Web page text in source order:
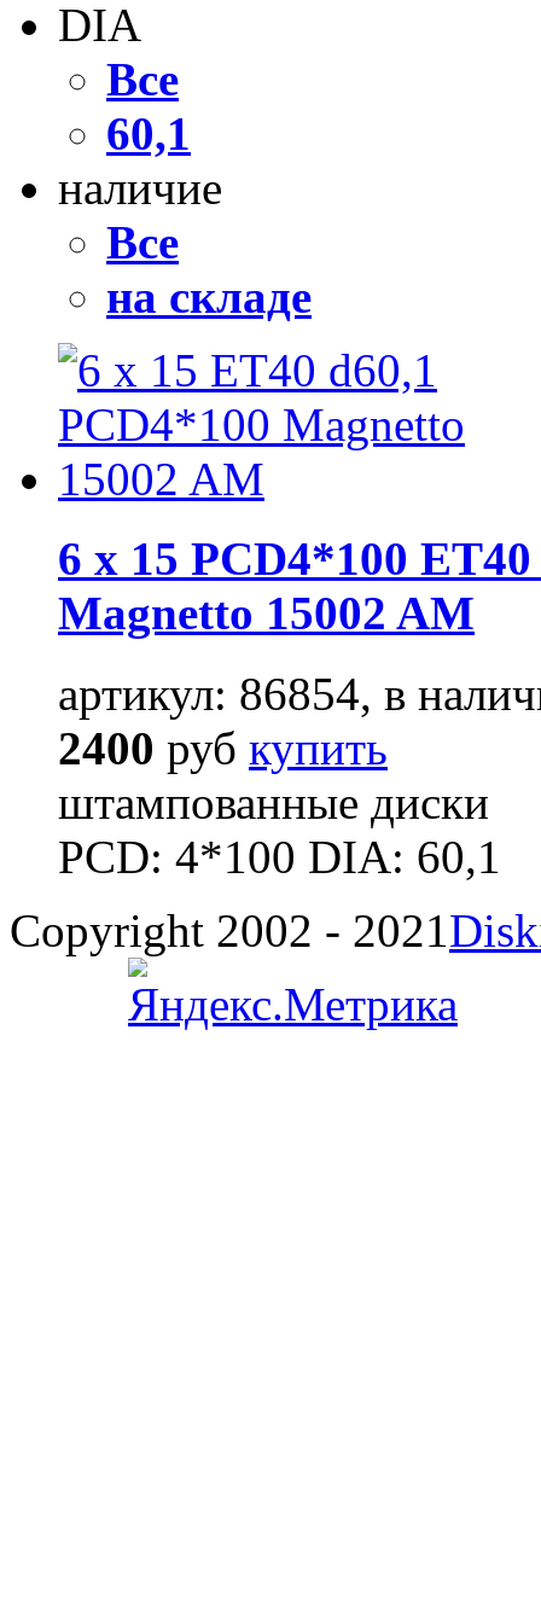
DIA
Все
60,1
наличие
Все
на складе
6 x 15 PCD4*100
Magnetto 15002 AM
артикул: 86854, в
2400 руб купить
штампованные диски
PCD: 4*100 DIA: 60,1
Copyright 2002 - 2021